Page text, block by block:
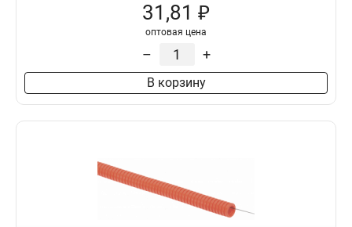
31,81 ₽
оптовая цена
– +
В корзину